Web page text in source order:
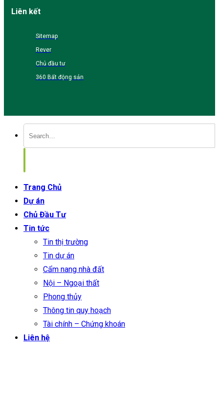
Liên kết
Sitemap
Rever
Chủ đầu tư
360 Bất động sản
Trang Chủ
Dự án
Chủ Đầu Tư
Tin tức
Tin thị trường
Tin dự án
Cẩm nang nhà đất
Nội – Ngoại thất
Phong thủy
Thông tin quy hoạch
Tài chính – Chứng khoán
Liên hệ